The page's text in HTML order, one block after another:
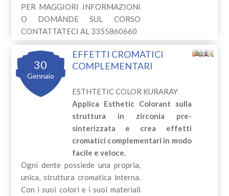
PER MAGGIORI INFORMAZIONI
O DOMANDE SUL CORSO
CONTATTATECI AL 3355860660
30
Gennaio
EFFETTI CROMATICI
COMPLEMENTARI
ESTHTETIC COLOR KURARAY
Applica Esthetic Colorant sulla
struttura in zirconia pre-
sinterizzata e crea effetti
cromatici complementari in modo
facile e veloce.
Ogni dente possiede una propria,
unica, struttura cromatica interna.
Con i suoi colori e i suoi materiali